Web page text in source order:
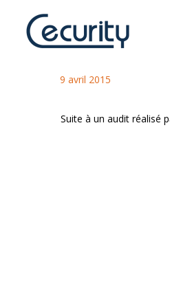
STS PEA
9 avril 2015
Suite à un audit réalisé